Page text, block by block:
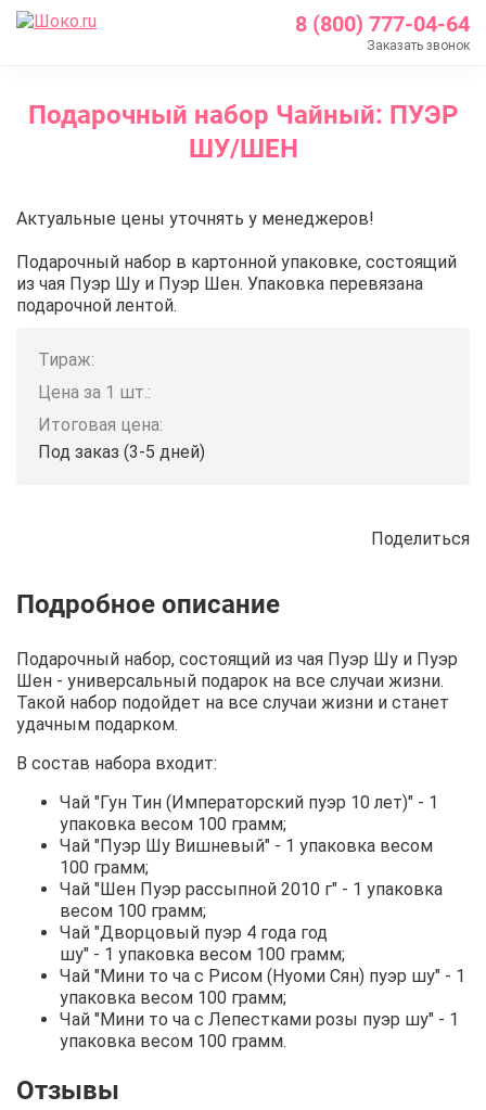
8 (800) 777-04-64
Заказать звонок
Каталог
Подарочные наборы
Подарочный набор Чайный: ПУЭР
ШУ/ШЕН
Подарочный набор Чайный:
Актуальные цены уточнять у менеджеров!
Подарочный набор в картонной упаковке, состоящий
из чая Пуэр Шу и Пуэр Шен. Упаковка перевязана
подарочной лентой.
Тираж:
Цена за 1 шт.:
Итоговая цена:
Под заказ (3-5 дней)
Поделиться
Описание Отзывы Рецепты
Подарочный набор, состоящий из чая Пуэр Шу и Пуэр
Шен - универсальный подарок на все случаи жизни.
Такой набор подойдет на все случаи жизни и станет
удачным подарком.
В состав набора входит:
Чай "Гун Тин (Императорский пуэр 10 лет)" - 1
упаковка весом 100 грамм;
Чай "Пуэр Шу Вишневый" - 1 упаковка весом
100 грамм;
Чай "Шен Пуэр рассыпной 2010 г" - 1 упаковка
весом 100 грамм;
Чай "Дворцовый пуэр 4 года год
шу" - 1 упаковка весом 100 грамм;
Чай "Мини то ча с Рисом (Нуоми Сян) пуэр шу" - 1
упаковка весом 100 грамм;
Чай "Мини то ча с Лепестками розы пуэр шу" - 1
упаковка весом 100 грамм.